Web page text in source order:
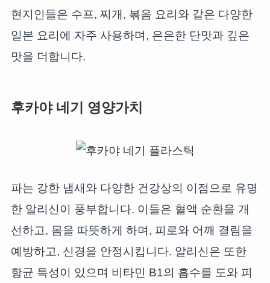
현지인들은 수프, 찌개, 볶음 요리와 같은 다양한
일본 요리에 자주 사용하며, 은은한 단맛과 깊은
맛을 더합니다.
후카야 네기 영양가치
파는 강한 냄새와 다양한 건강상의 이점으로 유명
한 알리신이 풍부합니다. 이들은 혈액 순환을 개
선하고, 몸을 따뜻하게 하며, 피로와 어깨 결림을
예방하고, 신경을 안정시킵니다. 알리신은 또한
항균 특성이 있으며 비타민 B1의 흡수를 도와 피